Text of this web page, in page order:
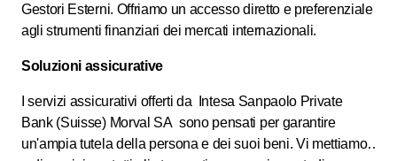
Gestori Esterni. Offriamo un accesso diretto e preferenziale
agli strumenti finanziari dei mercati internazionali.
Soluzioni assicurative
I servizi assicurativi offerti da Intesa Sanpaolo Private
Bank (Suisse) Morval SA sono pensati per garantire
un'ampia tutela della persona e dei suoi beni. Vi mettiamo